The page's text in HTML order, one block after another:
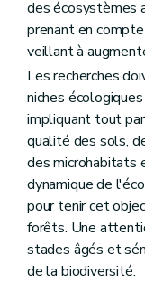
des écosystèmes
prenant en
veillant à
Les recherches
niches
impliquant tout
qualité des sols,
des microhabitats
dynamique de
pour tenir cet
forêts. Une
stades âgés et
de la biodiversité.